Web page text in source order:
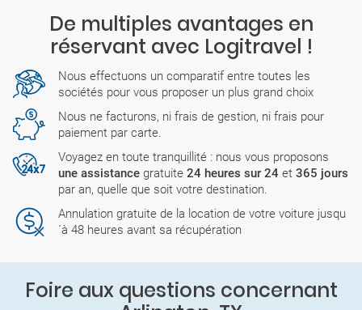
De multiples avantages en
réservant avec Logitravel !
Nous effectuons un comparatif entre toutes les
sociétés pour vous proposer un plus grand choix
Nous ne facturons, ni frais de gestion, ni frais pour
paiement par carte.
Voyagez en toute tranquillité : nous vous proposons
une assistance gratuite 24 heures sur 24 et 365 jours
par an, quelle que soit votre destination.
Annulation gratuite de la location de votre voiture jusqu
´à 48 heures avant sa récupération
Foire aux questions concernant